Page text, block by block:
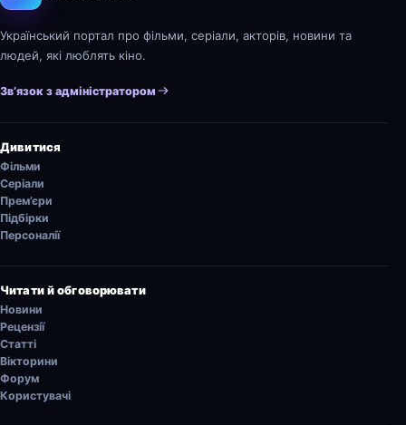
Український портал про фільми, серіали, акторів, новини та
людей, які люблять кіно.
Зв’язок з адміністратором
Дивитися
Фільми
Серіали
Прем’єри
Підбірки
Персоналії
Читати й обговорювати
Новини
Рецензії
Статті
Вікторини
Форум
Користувачі